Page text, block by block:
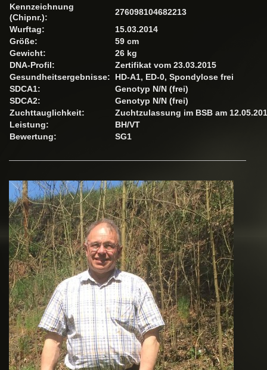
Kennzeichnung
(Chipnr.):
276098104682213
Wurftag:
15.03.2014
Größe:
59 cm
Gewicht:
26 kg
DNA-Profil:
Zertifikat vom 23.03.2015
Gesundheitsergebnisse:
HD-A1, ED-0, Spondylose frei
SDCA1:
Genotyp N/N (frei)
SDCA2:
Genotyp N/N (frei)
Zuchttauglichkeit:
Zuchtzulassung im BSB am
Leistung:
BH/VT
Bewertung:
SG1